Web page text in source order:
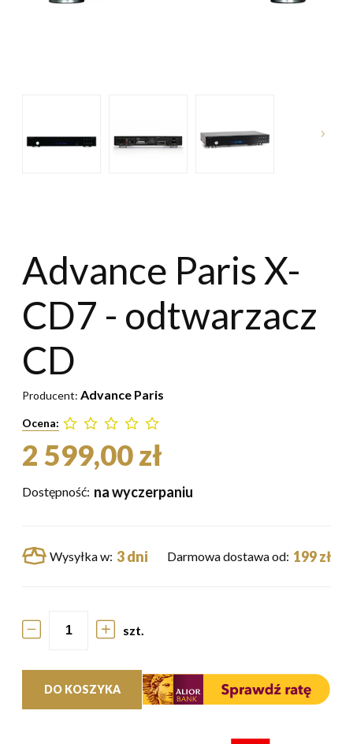
Advance Paris X-
CD7 - odtwarzacz
CD
Producent: Advance Paris
Ocena:
2 599,00 zł
Dostępność: na wyczerpaniu
Wysyłka w: 3 dni Darmowa dostawa od: 199 zł
szt.
DO KOSZYKA